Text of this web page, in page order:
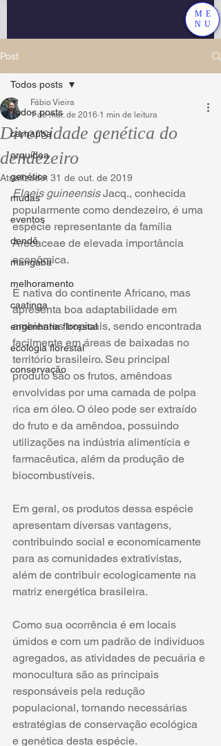
ME
NU
Post
Todos posts
carnaúba
orquídea
genética
mudas
eventos
dendê
mangaba
melhoramento
caatinga
engenharia florestal
ecologia florestal
conservação
Todos posts
Diversidade genética do
dendezeiro
Fábio Vieira
1 de mar. de 2016 1 min de leitura
Atualizado: 31 de out. de 2019
Elaeis guineensis Jacq., conhecida
popularmente como dendezeiro, é uma
espécie representante da família
Arecaceae de elevada importância
econômica.
É nativa do continente Africano, mas
apresenta boa adaptabilidade em
ambientes tropicais, sendo encontrada
facilmente em áreas de baixadas no
território brasileiro. Seu principal
produto são os frutos, amêndoas
envolvidas por uma camada de polpa
rica em óleo. O óleo pode ser extraído
do fruto e da amêndoa, possuindo
utilizações na indústria alimentícia e
farmacêutica, além da produção de
biocombustíveis.
Em geral, os produtos dessa espécie
apresentam diversas vantagens,
contribuindo social e economicamente
para as comunidades extrativistas,
além de contribuir ecologicamente na
matriz energética brasileira.
Como sua ocorrência é em locais
úmidos e com um padrão de indivíduos
agregados, as atividades de pecuária e
monocultura são as principais
responsáveis pela redução
populacional, tornando necessárias
estratégias de conservação ecológica
e genética desta espécie.